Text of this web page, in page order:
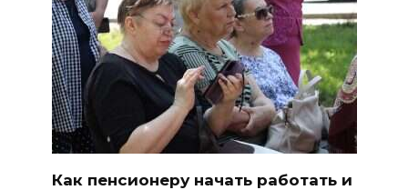
Как пенсионеру начать работать и